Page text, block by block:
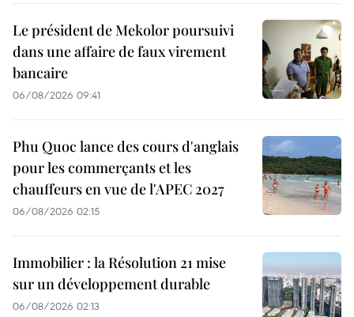
Le président de Mekolor poursuivi
dans une affaire de faux virement
bancaire
06/08/2026 09:41
Phu Quoc lance des cours d'anglais
pour les commerçants et les
chauffeurs en vue de l'APEC 2027
06/08/2026 02:15
Immobilier : la Résolution 21 mise
sur un développement durable
06/08/2026 02:13